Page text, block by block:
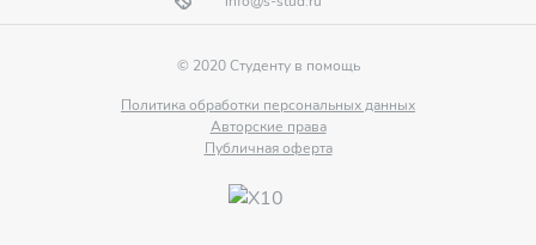
© 2020 Студенту в помощь
Политика обработки персональных данных
Авторские права
Публичная оферта